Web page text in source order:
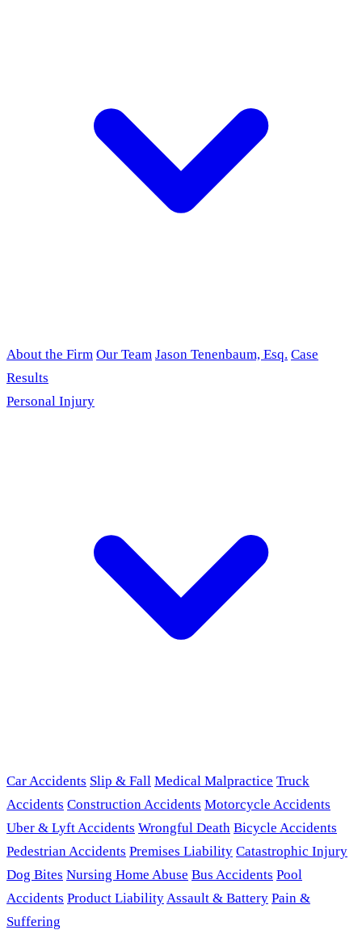
About the Firm Our Team Jason Tenenbaum, Esq. Case
Results
Personal Injury
Car Accidents Slip & Fall Medical Malpractice Truck
Accidents Construction Accidents Motorcycle Accidents
Uber & Lyft Accidents Wrongful Death Bicycle Accidents
Pedestrian Accidents Premises Liability Catastrophic Injury
Dog Bites Nursing Home Abuse Bus Accidents Pool
Accidents Product LiabilityAssault & Battery Pain &
Suffering